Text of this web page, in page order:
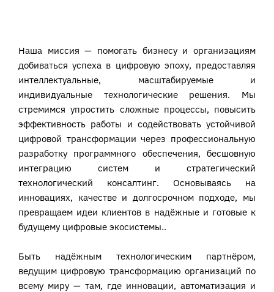
Наша миссия — помогать бизнесу и организациям
добиваться успеха в цифровую эпоху, предоставляя
интеллектуальные, масштабируемые и
индивидуальные технологические решения. Мы
стремимся упростить сложные процессы, повысить
эффективность работы и содействовать устойчивой
цифровой трансформации через профессиональную
разработку программного обеспечения, бесшовную
интеграцию систем и стратегический
технологический консалтинг. Основываясь на
инновациях, качестве и долгосрочном подходе, мы
превращаем идеи клиентов в надёжные и готовые к
будущему цифровые экосистемы..
Быть надёжным технологическим партнёром,
ведущим цифровую трансформацию организаций по
всему миру — там, где инновации, автоматизация и